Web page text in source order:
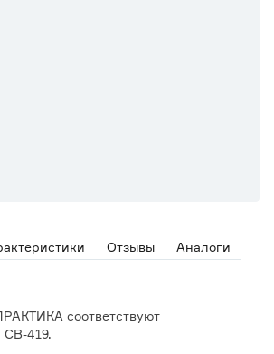
Отзывы Аналоги
соответствуют
419.